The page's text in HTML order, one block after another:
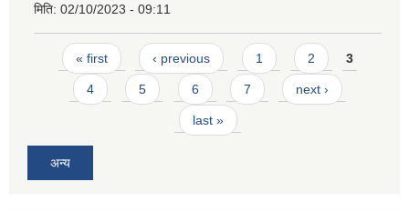
मिति: 02/10/2023 - 09:11
Pages
« first ‹ previous 1 2 3
4 5 6 7 next ›
last »
अन्य